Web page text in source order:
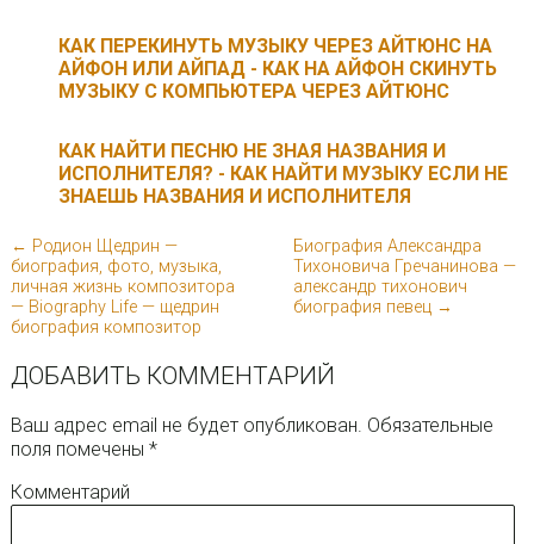
КАК ПЕРЕКИНУТЬ МУЗЫКУ ЧЕРЕЗ АЙТЮНС НА
АЙФОН ИЛИ АЙПАД - КАК НА АЙФОН СКИНУТЬ
МУЗЫКУ С КОМПЬЮТЕРА ЧЕРЕЗ АЙТЮНС
КАК НАЙТИ ПЕСНЮ НЕ ЗНАЯ НАЗВАНИЯ И
ИСПОЛНИТЕЛЯ? - КАК НАЙТИ МУЗЫКУ ЕСЛИ НЕ
ЗНАЕШЬ НАЗВАНИЯ И ИСПОЛНИТЕЛЯ
← Родион Щедрин —
биография, фото, музыка,
личная жизнь композитора
— Biography Life — щедрин
биография композитор
Биография Александра
Тихоновича Гречанинова —
александр тихонович
биография певец →
ДОБАВИТЬ КОММЕНТАРИЙ
Ваш адрес email не будет опубликован. Обязательные
поля помечены *
Комментарий